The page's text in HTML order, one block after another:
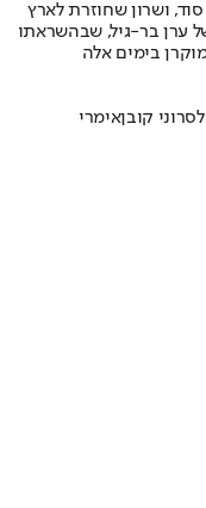
ושרון שחוזרת לארץ
ערן בר-גיל, שבהשראתו
בימים אלה
רוני קובןאימרי